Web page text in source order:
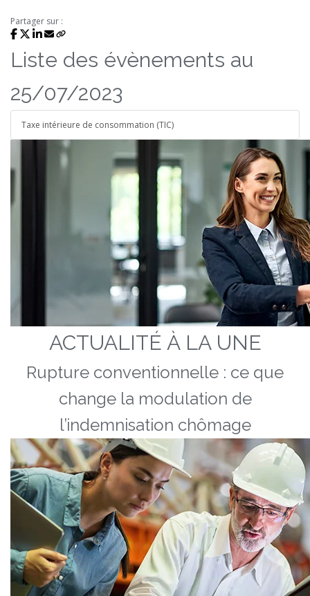
Partager sur :
Liste des évènements au
25/07/2023
Taxe intérieure de consommation (TIC)
ACTUALITÉ À LA UNE
Rupture conventionnelle : ce que
change la modulation de
l’indemnisation chômage